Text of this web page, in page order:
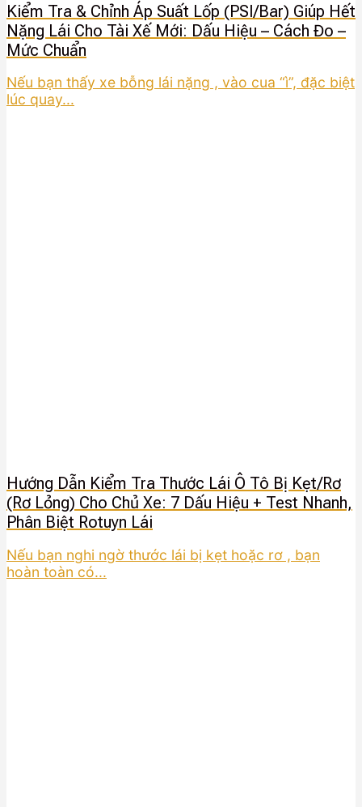
Kiểm Tra & Chỉnh Áp Suất Lốp (PSI/Bar) Giúp Hết
Nặng Lái Cho Tài Xế Mới: Dấu Hiệu – Cách Đo –
Mức Chuẩn
Nếu bạn thấy xe bỗng lái nặng , vào cua “ì”, đặc biệt
lúc quay...
Hướng Dẫn Kiểm Tra Thước Lái Ô Tô Bị Kẹt/Rơ
(Rơ Lỏng) Cho Chủ Xe: 7 Dấu Hiệu + Test Nhanh,
Phân Biệt Rotuyn Lái
Nếu bạn nghi ngờ thước lái bị kẹt hoặc rơ , bạn
hoàn toàn có...